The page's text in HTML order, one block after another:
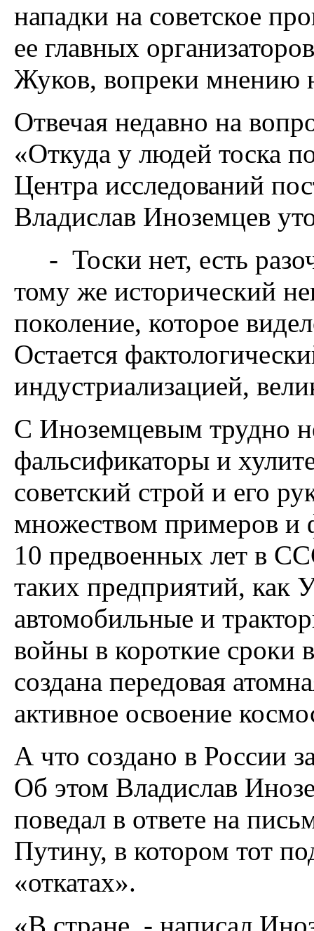
нападки на советское
ее главных
Жуков, вопреки мнению
Отвечая недавно на
«Откуда у людей тоска
Центра исследований
Владислав Иноземцев
- Тоски нет, есть
тому же исторический
поколение, которое
Остается
индустриализацией,
С Иноземцевым трудно
фальсификаторы и
советский строй и его
множеством примеров и
10 предвоенных лет в
таких предприятий, как
автомобильные и
войны в короткие сроки
создана передовая
активное освоение
А что создано в России
Об этом Владислав
поведал в ответе на
Путину, в котором тот
«откатах».